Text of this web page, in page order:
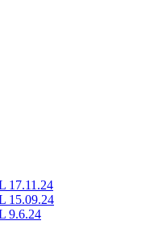
17.11.24
15.09.24
9.6.24